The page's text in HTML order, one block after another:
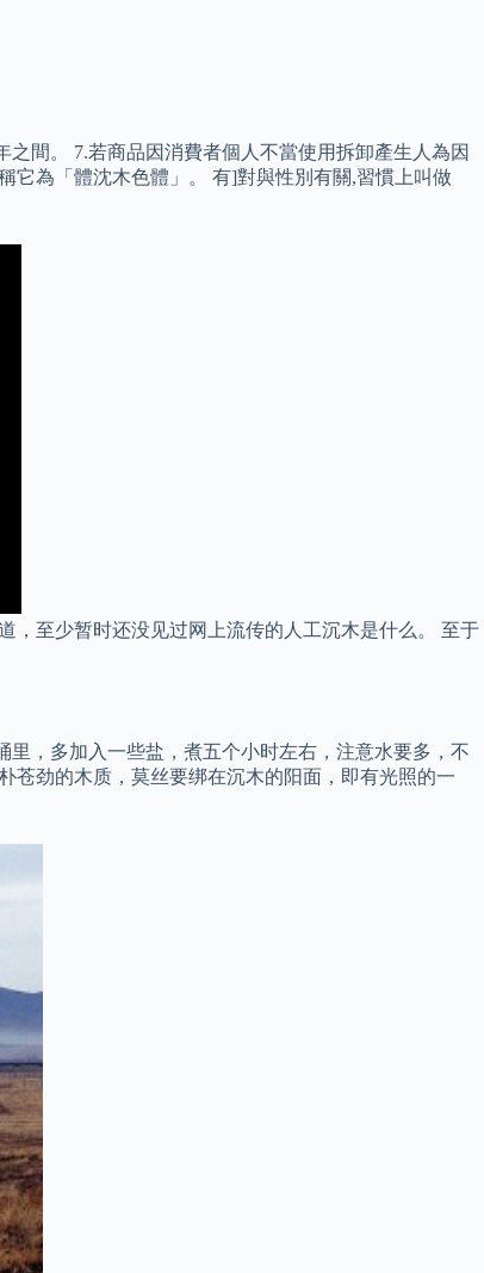
間。 7.若商品因消費者個人不當使用拆卸產生人為因
它為「體沈木色體」。 有]對與性別有關,習慣上叫做
，至少暂时还没见过网上流传的人工沉木是什么。 至于
，多加入一些盐，煮五个小时左右，注意水要多，不
苍劲的木质，莫丝要绑在沉木的阳面，即有光照的一